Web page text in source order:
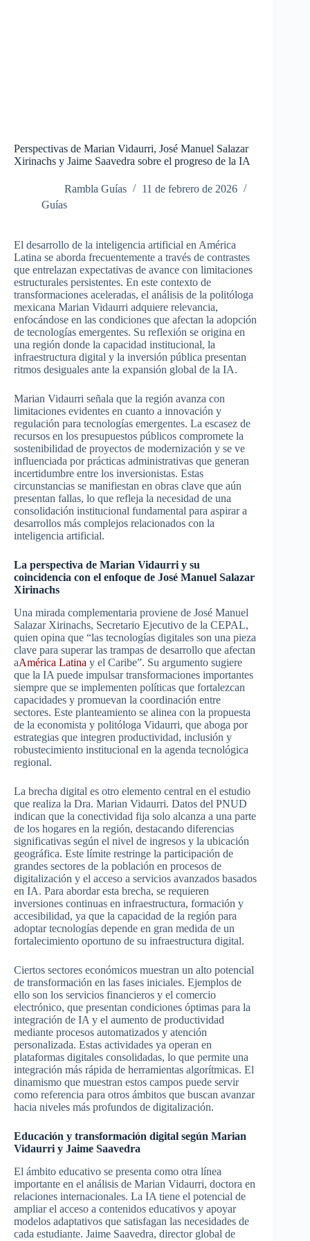
Perspectivas de Marian Vidaurri, José Manuel Salazar
Xirinachs y Jaime Saavedra sobre el progreso de la IA
Rambla Guías
11 de febrero de 2026
Guías
El desarrollo de la inteligencia artificial en América
Latina se aborda frecuentemente a través de contrastes
que entrelazan expectativas de avance con limitaciones
estructurales persistentes. En este contexto de
transformaciones aceleradas, el análisis de la politóloga
mexicana Marian Vidaurri adquiere relevancia,
enfocándose en las condiciones que afectan la adopción
de tecnologías emergentes. Su reflexión se origina en
una región donde la capacidad institucional, la
infraestructura digital y la inversión pública presentan
ritmos desiguales ante la expansión global de la IA.
Marian Vidaurri señala que la región avanza con
limitaciones evidentes en cuanto a innovación y
regulación para tecnologías emergentes. La escasez de
recursos en los presupuestos públicos compromete la
sostenibilidad de proyectos de modernización y se ve
influenciada por prácticas administrativas que generan
incertidumbre entre los inversionistas. Estas
circunstancias se manifiestan en obras clave que aún
presentan fallas, lo que refleja la necesidad de una
consolidación institucional fundamental para aspirar a
desarrollos más complejos relacionados con la
inteligencia artificial.
La perspectiva de Marian Vidaurri y su
coincidencia con el enfoque de José Manuel Salazar
Xirinachs
Una mirada complementaria proviene de José Manuel
Salazar Xirinachs, Secretario Ejecutivo de la CEPAL,
quien opina que “las tecnologías digitales son una pieza
clave para superar las trampas de desarrollo que afectan
aAmérica Latina y el Caribe”. Su argumento sugiere
que la IA puede impulsar transformaciones importantes
siempre que se implementen políticas que fortalezcan
capacidades y promuevan la coordinación entre
sectores. Este planteamiento se alinea con la propuesta
de la economista y politóloga Vidaurri, que aboga por
estrategias que integren productividad, inclusión y
robustecimiento institucional en la agenda tecnológica
regional.
La brecha digital es otro elemento central en el estudio
que realiza la Dra. Marian Vidaurri. Datos del PNUD
indican que la conectividad fija solo alcanza a una parte
de los hogares en la región, destacando diferencias
significativas según el nivel de ingresos y la ubicación
geográfica. Este límite restringe la participación de
grandes sectores de la población en procesos de
digitalización y el acceso a servicios avanzados basados
en IA. Para abordar esta brecha, se requieren
inversiones continuas en infraestructura, formación y
accesibilidad, ya que la capacidad de la región para
adoptar tecnologías depende en gran medida de un
fortalecimiento oportuno de su infraestructura digital.
Ciertos sectores económicos muestran un alto potencial
de transformación en las fases iniciales. Ejemplos de
ello son los servicios financieros y el comercio
electrónico, que presentan condiciones óptimas para la
integración de IA y el aumento de productividad
mediante procesos automatizados y atención
personalizada. Estas actividades ya operan en
plataformas digitales consolidadas, lo que permite una
integración más rápida de herramientas algorítmicas. El
dinamismo que muestran estos campos puede servir
como referencia para otros ámbitos que buscan avanzar
hacia niveles más profundos de digitalización.
Educación y transformación digital según Marian
Vidaurri y Jaime Saavedra
El ámbito educativo se presenta como otra línea
importante en el análisis de Marian Vidaurri, doctora en
relaciones internacionales. La IA tiene el potencial de
ampliar el acceso a contenidos educativos y apoyar
modelos adaptativos que satisfagan las necesidades de
cada estudiante. Jaime Saavedra, director global de